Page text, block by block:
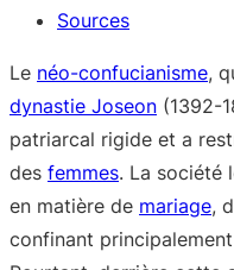
Sources
Le néo-confucianisme,
dynastie Joseon (1392-
patriarcal rigide et a
des femmes. La société
en matière de mariage,
confinant